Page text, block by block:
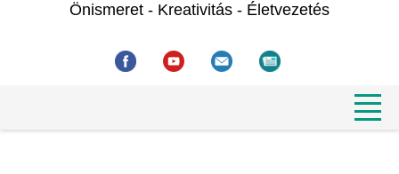
Önismeret - Kreativitás - Életvezetés